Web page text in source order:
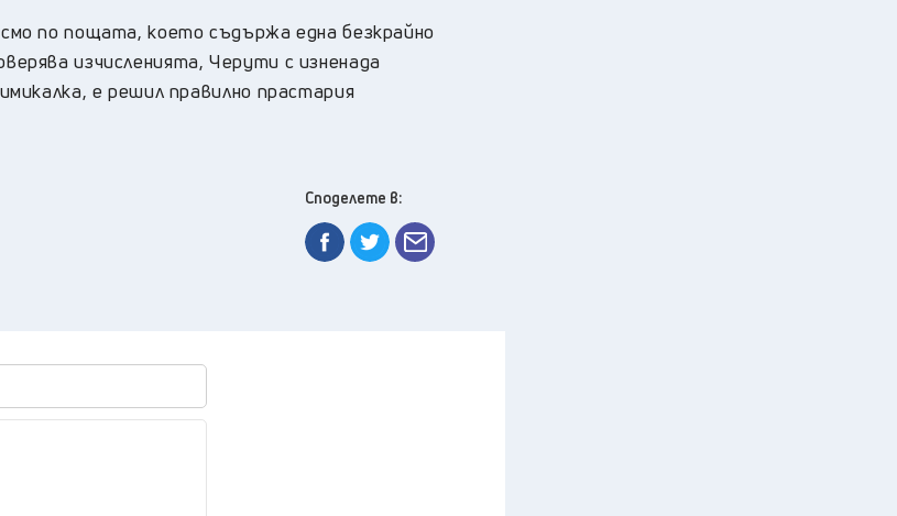
по пощата, което съдържа една безкрайно
изчисленията, Черути с изненада
е решил правилно прастария
Споделете в: